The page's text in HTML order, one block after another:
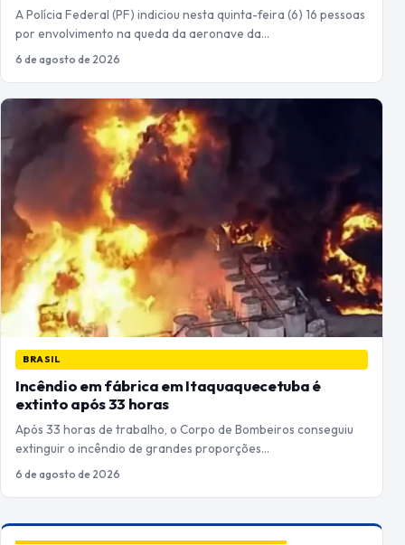
A Polícia Federal (PF) indiciou nesta quinta-feira (6) 16 pessoas
por envolvimento na queda da aeronave da…
6 de agosto de 2026
BRASIL
Incêndio em fábrica em Itaquaquecetuba é
extinto após 33 horas
Após 33 horas de trabalho, o Corpo de Bombeiros conseguiu
extinguir o incêndio de grandes proporções…
6 de agosto de 2026